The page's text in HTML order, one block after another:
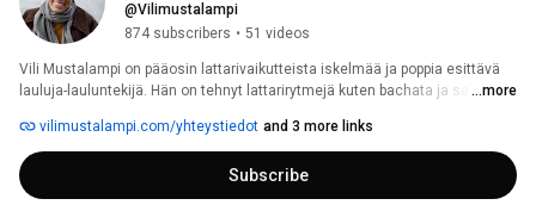
@Vilimustalampi
874 subscribers • 51 videos
Vili Mustalampi on pääosin lattarivaikutteista iskelmää ja poppia esittävä
lauluja-lauluntekijä. Hän on tehnyt lattarirytmejä kuten bachata ja salsa
useita bändejä Suomessa.
...more
vilimustalampi.com/yhteystiedot and 3 more links
Subscribe